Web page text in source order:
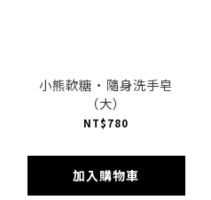
小熊軟糖·隨身洗手皂
（大）
NT$780
加入購物車